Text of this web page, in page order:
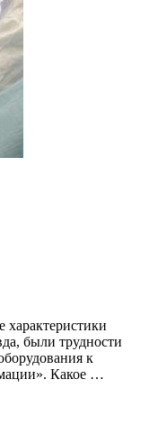
характеристики
были трудности
к
Какое …